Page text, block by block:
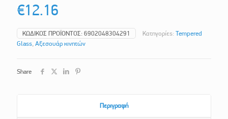
€12.16
ΚΩΔΙΚΌΣ ΠΡΟΪΌΝΤΟΣ: 6902048304291 Κατηγορίες: Tempered
Glass Αξεσουάρ κινητών
Share
Περιγραφή